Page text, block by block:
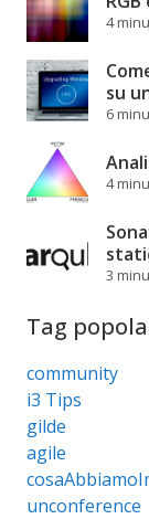
4
su
6
4
3
Tag
community
i3 Tips
gilde
agile
unconference